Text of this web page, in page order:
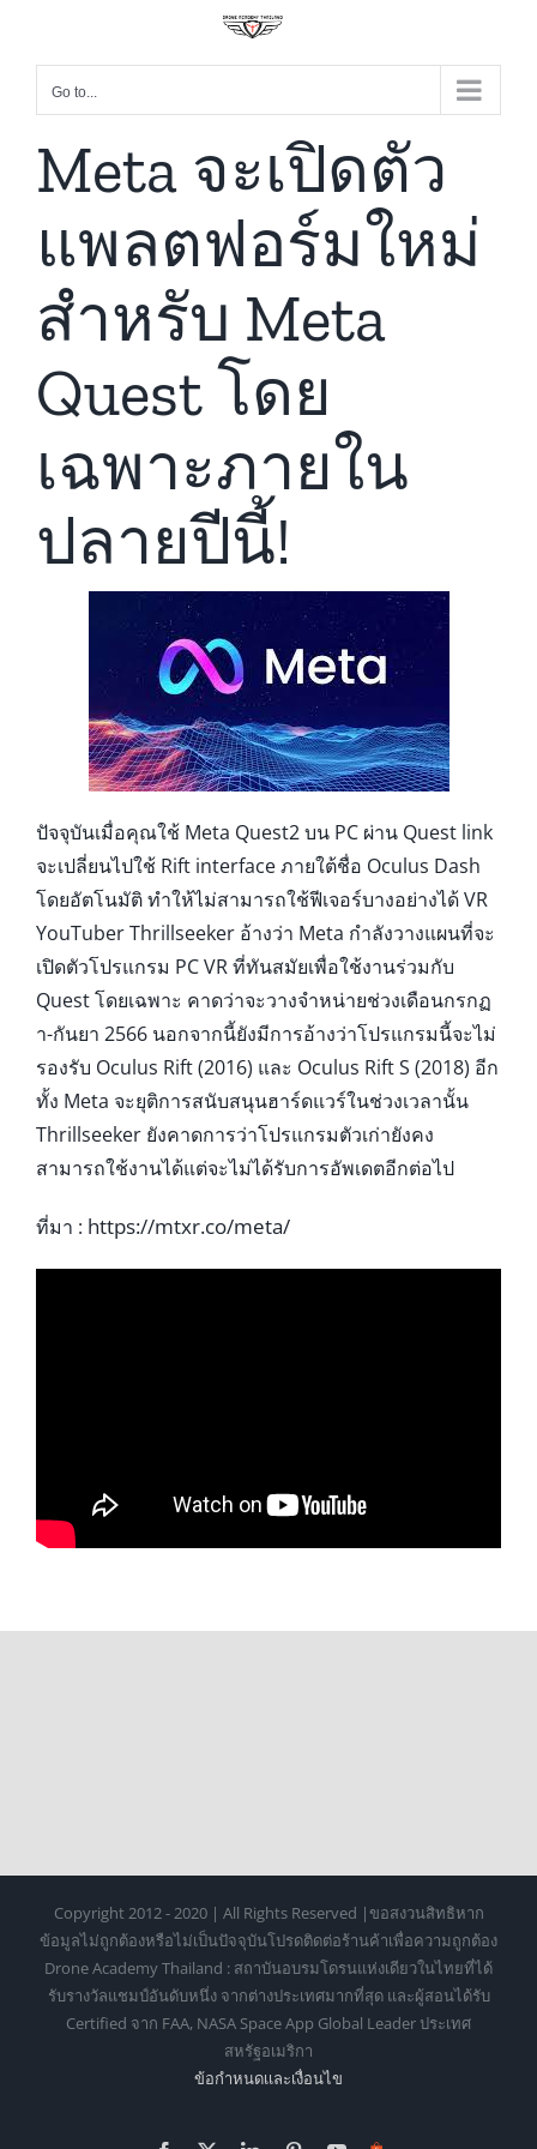
Go to...
Meta จะเปิดตัว
แพลตฟอร์มใหม่
สำหรับ Meta
Quest โดย
เฉพาะภายใน
ปลายปีนี้!
ปัจจุบันเมื่อคุณใช้ Meta Quest2 บน PC ผ่าน Quest link
จะเปลี่ยนไปใช้ Rift interface ภายใต้ชื่อ Oculus Dash
โดยอัตโนมัติ ทำให้ไม่สามารถใช้ฟีเจอร์บางอย่างได้ VR
YouTuber Thrillseeker อ้างว่า Meta กำลังวางแผนที่จะ
เปิดตัวโปรแกรม PC VR ที่ทันสมัยเพื่อใช้งานร่วมกับ
Quest โดยเฉพาะ คาดว่าจะวางจำหน่ายช่วงเดือนกรกฏ
า-กันยา 2566 นอกจากนี้ยังมีการอ้างว่าโปรแกรมนี้จะไม่
รองรับ ​​Oculus Rift (2016) และ Oculus Rift S (2018) อีก
ทั้ง Meta จะยุติการสนับสนุนฮาร์ดแวร์ในช่วงเวลานั้น
Thrillseeker ยังคาดการว่าโปรแกรมตัวเก่ายังคง
สามารถใช้งานได้แต่จะไม่ได้รับการอัพเดตอีกต่อไป
ที่มา : https://mtxr.co/meta/
Copyright 2012 - 2020 | All Rights Reserved |ขอสงวนสิทธิหาก
ข้อมูลไม่ถูกต้องหรือไม่เป็นปัจจุบันโปรดติดต่อร้านค้าเพื่อความถูกต้อง
Drone Academy Thailand : สถาบันอบรมโดรนแห่งเดียวในไทยที่ได้
รับรางวัลแชมป์อันดับหนึ่ง จากต่างประเทศมากที่สุด และผู้สอนได้รับ
Certified จาก FAA, NASA Space App Global Leader ประเทศ
สหรัฐอเมริกา
ข้อกำหนดเเละเงื่อนไข